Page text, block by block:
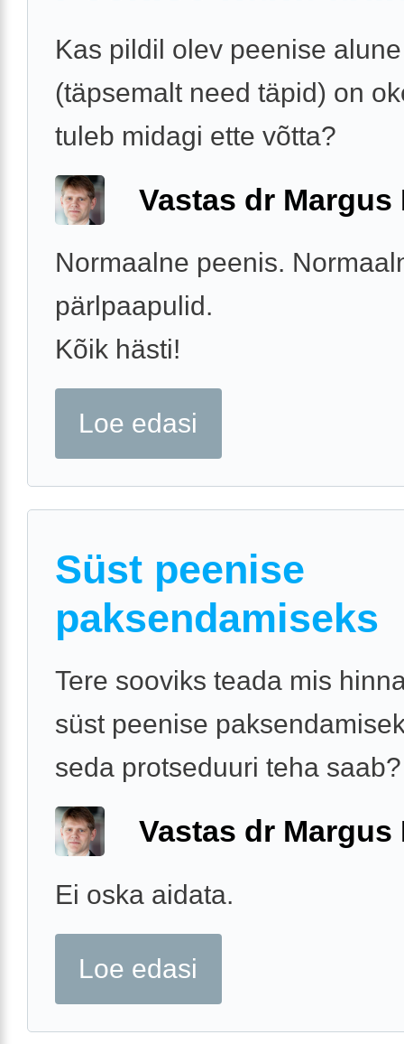
Kas pildil olev peenise alune
(täpsemalt need täpid) on
tuleb midagi ette võtta?
Vastas dr Margus
Normaalne peenis.
pärlpaapulid.
Kõik hästi!
Loe edasi
Süst peenise
paksendamiseks
Tere sooviks teada mis
süst peenise
seda protseduuri teha saab?
Vastas dr Margus
Ei oska aidata.
Loe edasi